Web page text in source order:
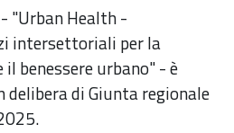
"Urban Health -
intersettoriali per la
benessere urbano" - è
di Giunta regionale